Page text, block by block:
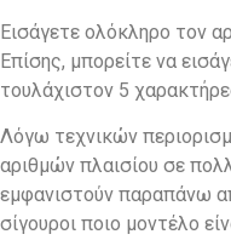
Εισάγετε ολόκληρο τον
Επίσης, μπορείτε να
τουλάχιστον 5
Λόγω τεχνικών
αριθμών πλαισίου σε
εμφανιστούν παραπάνω
σίγουροι ποιο μοντέλο